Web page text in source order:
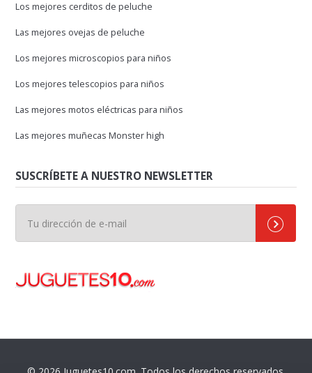
Los mejores cerditos de peluche
Las mejores ovejas de peluche
Los mejores microscopios para niños
Los mejores telescopios para niños
Las mejores motos eléctricas para niños
Las mejores muñecas Monster high
SUSCRÍBETE A NUESTRO NEWSLETTER